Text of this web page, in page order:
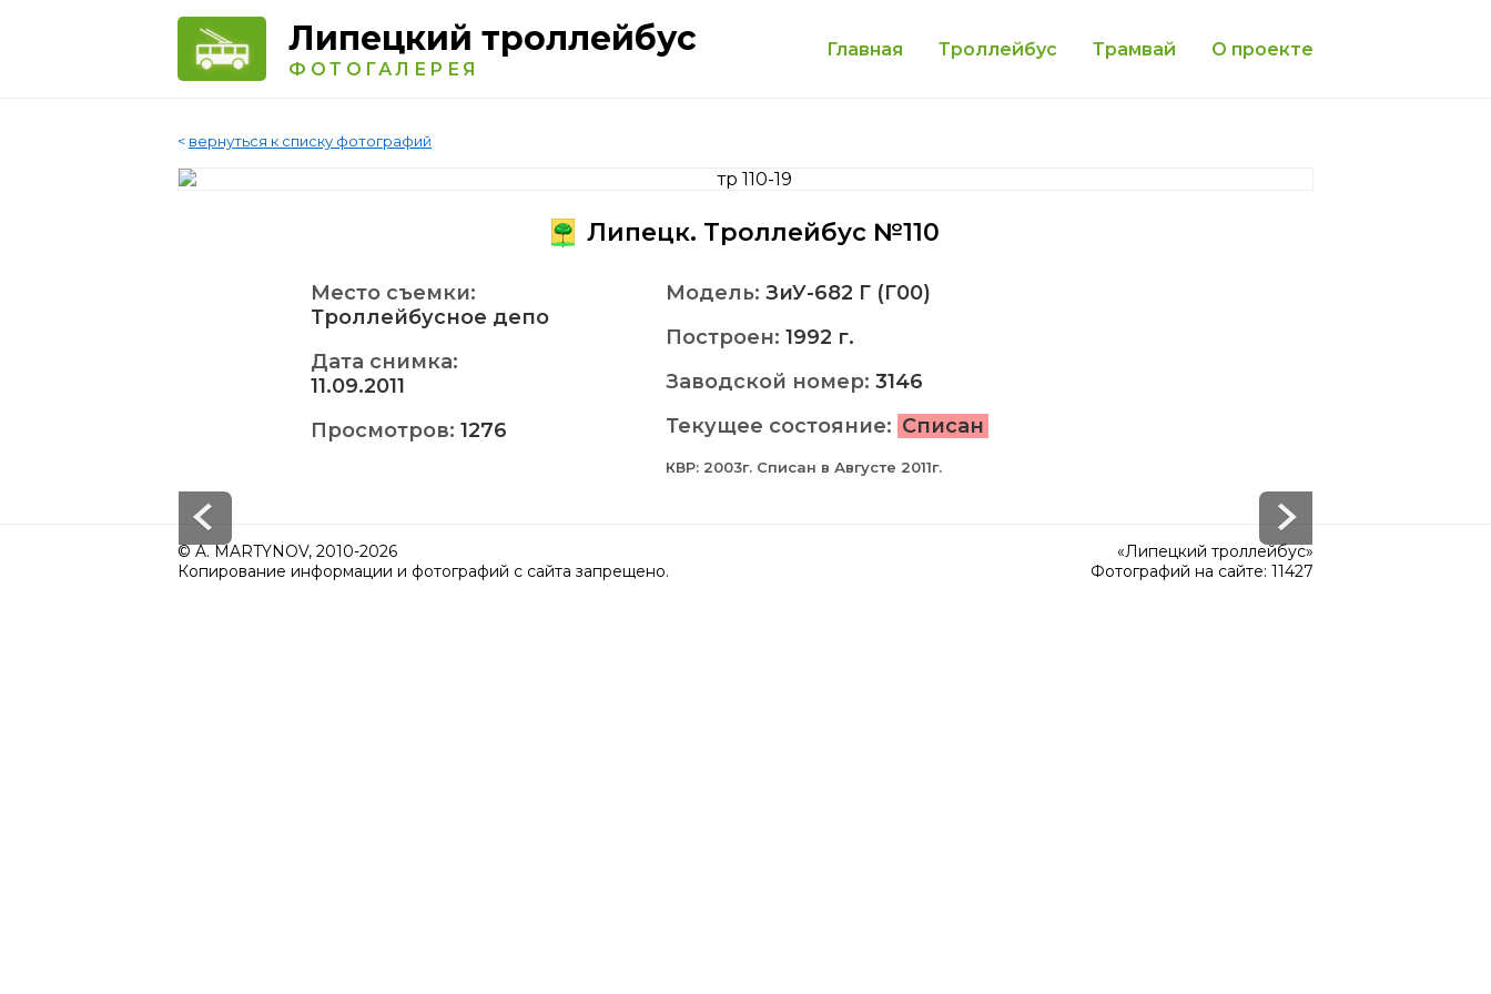
Липецкий троллейбус
ФОТОГАЛЕРЕЯ
Главная Троллейбус Трамвай О проекте
< вернуться к списку фотографий
Липецк. Троллейбус №110
Место съемки:
Троллейбусное депо
Дата снимка:
11.09.2011
Просмотров: 1276
Модель: ЗиУ-682 Г (Г00)
Построен: 1992 г.
Заводской номер: 3146
Текущее состояние: Списан
КВР: 2003г. Списан в Августе 2011г.
© A. MARTYNOV, 2010-2026
Копирование информации и фотографий с сайта запрещено.
«Липецкий троллейбус»
Фотографий на сайте: 11427